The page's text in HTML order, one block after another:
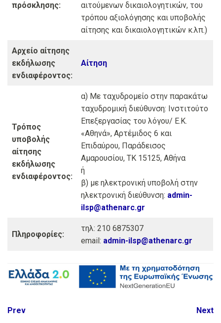
πρόσκλησης:
αιτούμενων δικαιολογητικών, του
τρόπου αξιολόγησης και υποβολής
αίτησης και δικαιολογητικών κ.λπ.)
Αρχείο αίτησης
εκδήλωσης
ενδιαφέροντος:
Αίτηση
Τρόπος
υποβολής
αίτησης
εκδήλωσης
ενδιαφέροντος:
α) Με ταχυδρομείο στην παρακάτω
ταχυδρομική διεύθυνση: Ινστιτούτο
Επεξεργασίας του λόγου/ Ε.Κ.
«Αθηνά», Αρτέμιδος 6 και
Επιδαύρου, Παράδεισος
Αμαρουσίου, ΤΚ 15125, Αθήνα
ή
β) με ηλεκτρονική υποβολή στην
ηλεκτρονική διεύθυνση: admin-
ilsp@athenarc.gr
Πληροφορίες:
τηλ: 210 6875307
email: admin-ilsp@athenarc.gr
Post
Prev Next